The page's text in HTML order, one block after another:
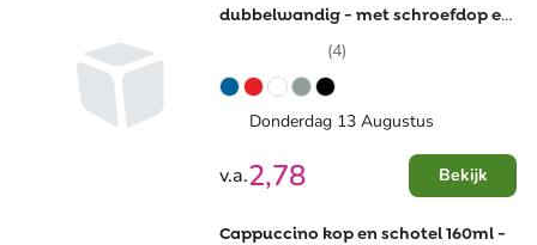
dubbelwandig - met schroefdop en
flip-top opening
(4)
Donderdag 13 Augustus
v.a.2,78 Bekijk
Cappuccino kop en schotel 160ml -